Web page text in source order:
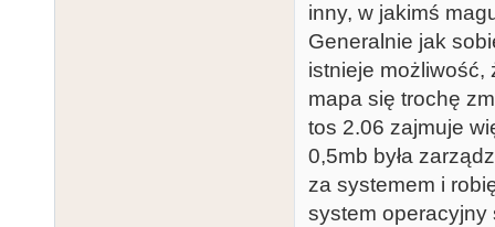
inny, w jakimś
Generalnie jak
istnieje możliwość,
mapa się trochę
tos 2.06 zajmuje
0,5mb była
za systemem i
system operacyjny